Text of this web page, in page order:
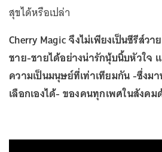
สุขได้หรือเปล่า
Cherry Magic จึงไม่เพียงเป็นซีรีส์ว
ชาย-ชายได้อย่างน่ารักนุ้บนิ้บหัวใ
ความเป็นมนุษย์ที่เท่าเทียมกัน -ซึ่งม
เลือกเองได้- ของคนทุกเพศในสังคม